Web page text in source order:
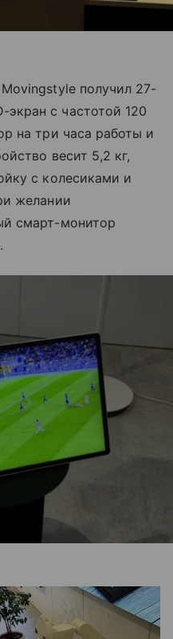
получил 27-
с частотой 120
на три часа работы и
весит 5,2 кг,
с колесиками и
желании
смарт-монитор